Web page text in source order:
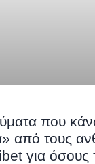
που
από τους
για όσους